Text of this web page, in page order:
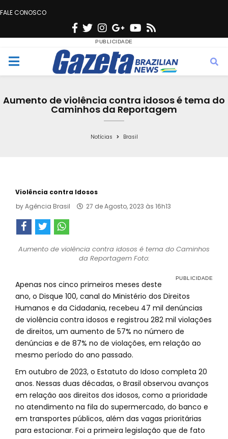
FALE CONOSCO
F
c
e
o
T
w
i
t
e
n
s
t
g
r
a
G
o
o
g
e
Y
u
t
b
s
M
Aumento de violência contra idosos é tema do
Caminhos da Reportagem
Notícias Brasil
Violência contra Idosos
byAgência Brasil 27 de Agosto, 2023 às 16h13
Aumento de violência contra idosos é tema do Caminhos
da Reportagem Foto:
Apenas nos cinco primeiros meses deste
ano, o Disque 100, canal do Ministério dos Direitos
Humanos e da Cidadania, recebeu 47 mil denúncias
de violência contra idosos e registrou 282 mil violações
de direitos, um aumento de 57% no número de
denúncias e de 87% no de violações, em relação ao
mesmo período do ano passado.
Em outubro de 2023, o Estatuto do Idoso completa 20
anos. Nessas duas décadas, o Brasil observou avanços
em relação aos direitos dos idosos, como a prioridade
no atendimento na fila do supermercado, do banco e
em transportes públicos, além das vagas prioritárias
para estacionar. Foi a primeira legislação que de fato